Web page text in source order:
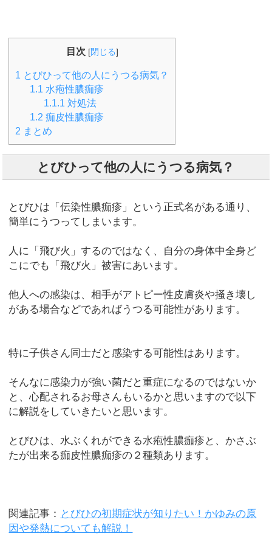
目次 [閉じる]
1 とびひって他の人にうつる病気？
1.1 水疱性膿痂疹
1.1.1 対処法
1.2 痂皮性膿痂疹
2 まとめ
とびひって他の人にうつる病気？
とびひは「伝染性膿痂疹」という正式名がある通り、
簡単にうつってしまいます。
人に「飛び火」するのではなく、自分の身体中全身ど
こにでも「飛び火」被害にあいます。
他人への感染は、相手がアトピー性皮膚炎や掻き壊し
がある場合などであればうつる可能性があります。
特に子供さん同士だと感染する可能性はあります。
そんなに感染力が強い菌だと重症になるのではないか
と、心配されるお母さんもいるかと思いますので以下
に解説をしていきたいと思います。
とびひは、水ぶくれができる水疱性膿痂疹と、かさぶ
たが出来る痂皮性膿痂疹の２種類あります。
関連記事： とびひの初期症状が知りたい！かゆみの原
因や発熱についても解説！